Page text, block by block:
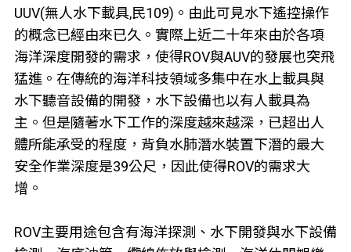
UUV(無人水下載具,民109)。由此可見水下遙控操作
的概念已經由來已久。實際上近二十年來由於各項
海洋深度開發的需求，使得ROV與AUV的發展也突飛
猛進。在傳統的海洋科技領域多集中在水上載具與
水下聽音設備的開發，水下設備也以有人載具為
主。但是隨著水下工作的深度越來越深，已超出人
體所能承受的程度，背負水肺潛水裝置下潛的最大
安全作業深度是39公尺，因此使得ROV的需求大
增。
ROV主要用途包含有海洋探測、水下開發與水下設備